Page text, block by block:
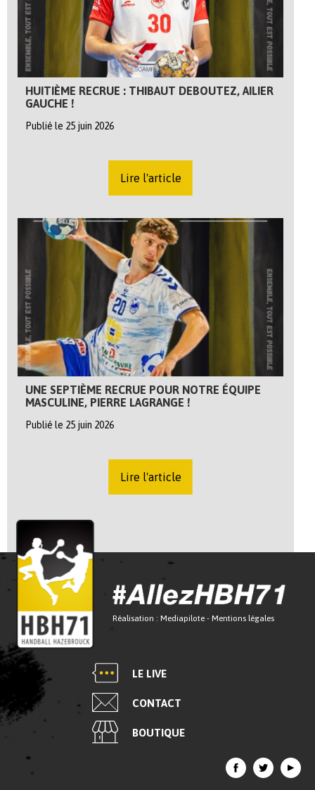
HUITIÈME RECRUE : THIBAUT DEBOUTEZ, AILIER
GAUCHE !
Publié le 25 juin 2026
Lire l'article
UNE SEPTIÈME RECRUE POUR NOTRE ÉQUIPE
MASCULINE, PIERRE LAGRANGE !
Publié le 25 juin 2026
Lire l'article
Réalisation : Mediapilote - Mentions légales
LE LIVE
CONTACT
BOUTIQUE